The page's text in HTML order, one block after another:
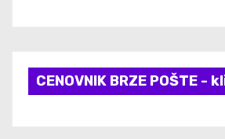
CENOVNIK BRZE POŠTE -